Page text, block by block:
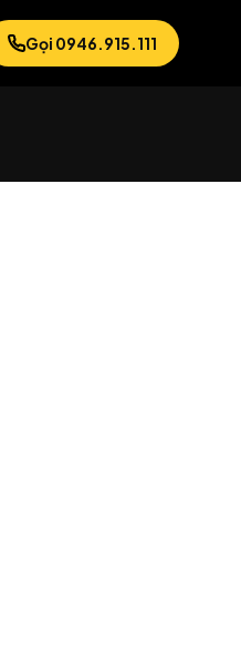
Gọi 0946.915.111